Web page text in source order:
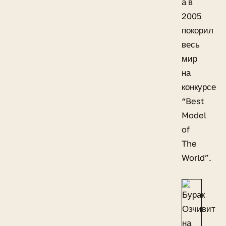
а в
2005
покорил
весь
мир
на
конкурсе
“Best
Model
of
The
World”.